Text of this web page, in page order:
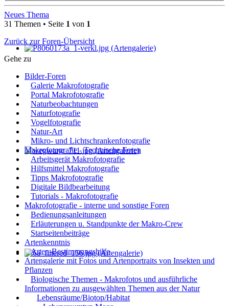
Neues Thema
31 Themen • Seite 1 von 1
Zurück zur Foren-Übersicht
Gehe zu
Bilder-Foren
Galerie Makrofotografie
Portal Makrofotografie
Naturbeobachtungen
Naturfotografie
Vogelfotografie
Natur-Art
Mikro- und Lichtschrankenfotografie
Makrofotografie - Technische Foren
Arbeitsgerät Makrofotografie
Hilfsmittel Makrofotografie
Tipps Makrofotografie
Digitale Bildbearbeitung
Tutorials - Makrofotografie
Makrofotografie - interne und sonstige Foren
Bedienungsanleitungen
Erläuterungen u. Standpunkte der Makro-Crew
Startseitenbeiträge
Artenkenntnis
Arten-Bestimmungshilfe
Artengalerie mit Fotos und Artenportraits von Insekten und
Pflanzen
Biologische Themen - Makrofotos und ausführliche
Informationen zu ausgewählten Themen aus der Natur
Lebensräume/Biotop/Habitat